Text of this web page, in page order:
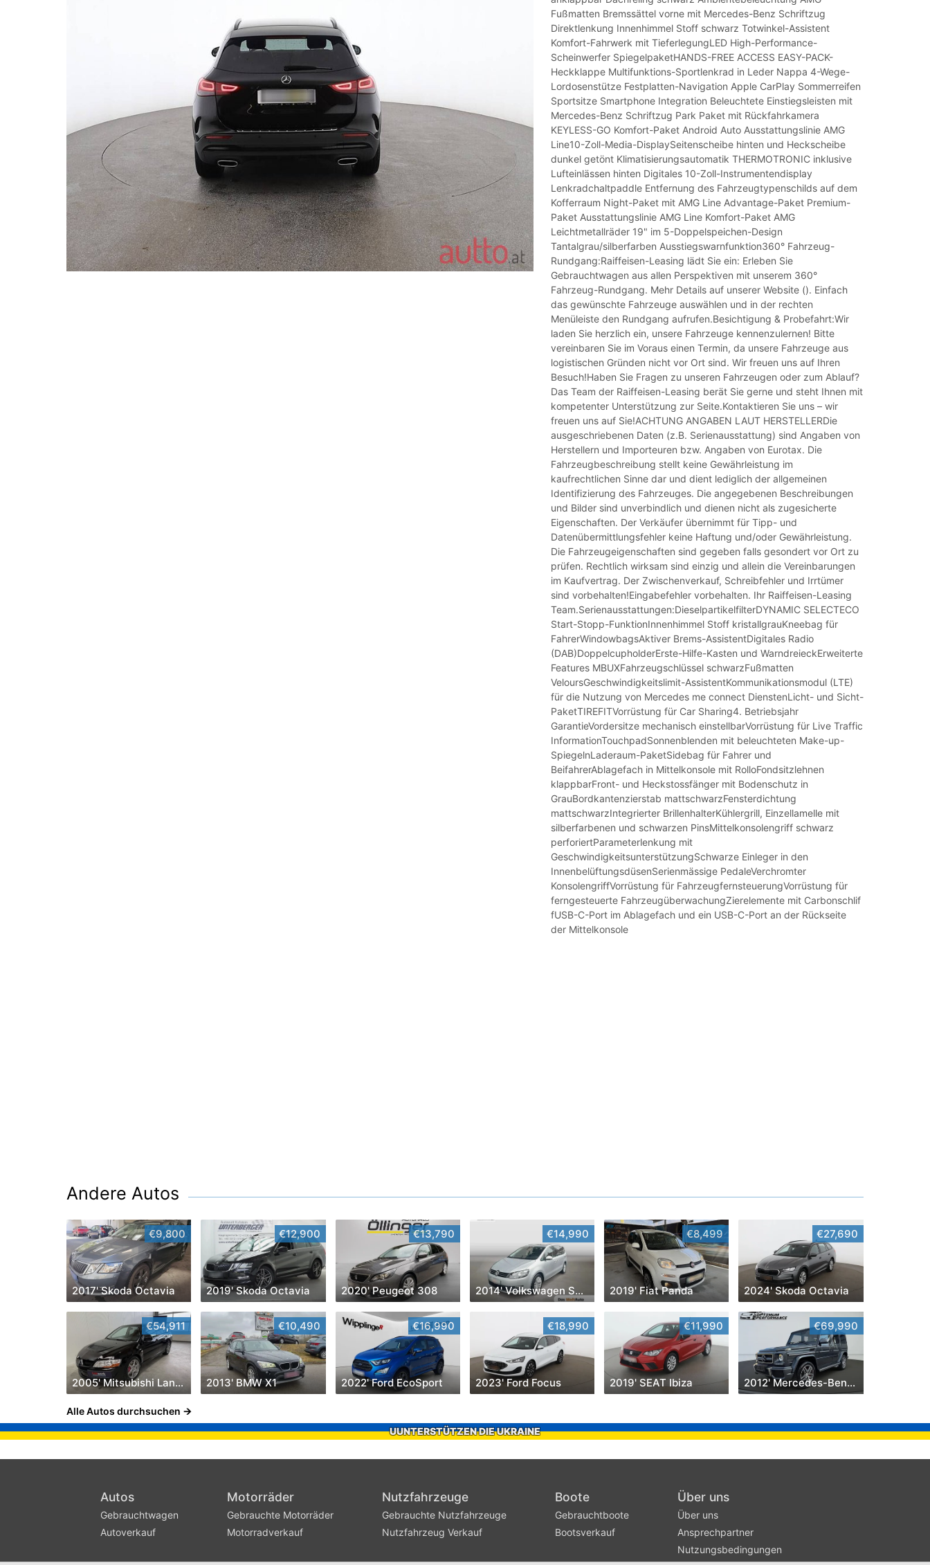
Fußmatten Bremssättel vorne mit Mercedes-Benz Schriftzug
Direktlenkung Innenhimmel Stoff schwarz Totwinkel-Assistent
Komfort-Fahrwerk mit TieferlegungLED High-Performance-
Scheinwerfer SpiegelpaketHANDS-FREE ACCESS EASY-PACK-
Heckklappe Multifunktions-Sportlenkrad in Leder Nappa 4-Wege-
Lordosenstütze Festplatten-Navigation Apple CarPlay Sommerreifen
Sportsitze Smartphone Integration Beleuchtete Einstiegsleisten mit
Mercedes-Benz Schriftzug Park Paket mit Rückfahrkamera
KEYLESS-GO Komfort-Paket Android Auto Ausstattungslinie AMG
Line10-Zoll-Media-DisplaySeitenscheibe hinten und Heckscheibe
dunkel getönt Klimatisierungsautomatik THERMOTRONIC inklusive
Lufteinlässen hinten Digitales 10-Zoll-Instrumentendisplay
Lenkradchaltpaddle Entfernung des Fahrzeugtypenschilds auf dem
Kofferraum Night-Paket mit AMG Line Advantage-Paket Premium-
Paket Ausstattungslinie AMG Line Komfort-Paket AMG
Leichtmetallräder 19" im 5-Doppelspeichen-Design
Tantalgrau/silberfarben Ausstiegswarnfunktion360° Fahrzeug-
Rundgang:Raiffeisen-Leasing lädt Sie ein: Erleben Sie
Gebrauchtwagen aus allen Perspektiven mit unserem 360°
Fahrzeug-Rundgang. Mehr Details auf unserer Website (). Einfach
das gewünschte Fahrzeuge auswählen und in der rechten
Menüleiste den Rundgang aufrufen.Besichtigung & Probefahrt:Wir
laden Sie herzlich ein, unsere Fahrzeuge kennenzulernen! Bitte
vereinbaren Sie im Voraus einen Termin, da unsere Fahrzeuge aus
logistischen Gründen nicht vor Ort sind. Wir freuen uns auf Ihren
Besuch!Haben Sie Fragen zu unseren Fahrzeugen oder zum Ablauf?
Das Team der Raiffeisen-Leasing berät Sie gerne und steht Ihnen mit
kompetenter Unterstützung zur Seite.Kontaktieren Sie uns – wir
freuen uns auf Sie!ACHTUNG ANGABEN LAUT HERSTELLERDie
ausgeschriebenen Daten (z.B. Serienausstattung) sind Angaben von
Herstellern und Importeuren bzw. Angaben von Eurotax. Die
Fahrzeugbeschreibung stellt keine Gewährleistung im
kaufrechtlichen Sinne dar und dient lediglich der allgemeinen
Identifizierung des Fahrzeuges. Die angegebenen Beschreibungen
und Bilder sind unverbindlich und dienen nicht als zugesicherte
Eigenschaften. Der Verkäufer übernimmt für Tipp- und
Datenübermittlungsfehler keine Haftung und/oder Gewährleistung.
Die Fahrzeugeigenschaften sind gegeben falls gesondert vor Ort zu
prüfen. Rechtlich wirksam sind einzig und allein die Vereinbarungen
im Kaufvertrag. Der Zwischenverkauf, Schreibfehler und Irrtümer
sind vorbehalten!Eingabefehler vorbehalten. Ihr Raiffeisen-Leasing
Team.Serienausstattungen:DieselpartikelfilterDYNAMIC SELECTECO
Start-Stopp-FunktionInnenhimmel Stoff kristallgrauKneebag für
FahrerWindowbagsAktiver Brems-AssistentDigitales Radio
(DAB)DoppelcupholderErste-Hilfe-Kasten und WarndreieckErweiterte
Features MBUXFahrzeugschlüssel schwarzFußmatten
VeloursGeschwindigkeitslimit-AssistentKommunikationsmodul (LTE)
für die Nutzung von Mercedes me connect DienstenLicht- und Sicht-
PaketTIREFITVorrüstung für Car Sharing4. Betriebsjahr
GarantieVordersitze mechanisch einstellbarVorrüstung für Live Traffic
InformationTouchpadSonnenblenden mit beleuchteten Make-up-
SpiegelnLaderaum-PaketSidebag für Fahrer und
BeifahrerAblagefach in Mittelkonsole mit RolloFondsitzlehnen
klappbarFront- und Heckstossfänger mit Bodenschutz in
GrauBordkantenzierstab mattschwarzFensterdichtung
mattschwarzIntegrierter BrillenhalterKühlergrill, Einzellamelle mit
silberfarbenen und schwarzen PinsMittelkonsolengriff schwarz
perforiertParameterlenkung mit
GeschwindigkeitsunterstützungSchwarze Einleger in den
InnenbelüftungsdüsenSerienmässige PedaleVerchromter
KonsolengriffVorrüstung für FahrzeugfernsteuerungVorrüstung für
ferngesteuerte FahrzeugüberwachungZierelemente mit Carbonschlif
fUSB-C-Port im Ablagefach und ein USB-C-Port an der Rückseite
der Mittelkonsole
Andere Autos
€9,800
2017' Skoda Octavia
€12,900
2019' Skoda Octavia
€13,790
2020' Peugeot 308
€14,990
2014' Volkswagen Sharan
€8,499
2019' Fiat Panda
€27,690
2024' Skoda Octavia
€54,911
2005' Mitsubishi Lancer
€10,490
2013' BMW X1
€16,990
2022' Ford EcoSport
€18,990
2023' Ford Focus
€11,990
2019' SEAT Ibiza
€69,990
2012' Mercedes-Benz G-Klasse
Alle Autos durchsuchen
UUNTERSTÜTZEN DIE UKRAINE
Autos
Gebrauchtwagen
Autoverkauf
Motorräder
Gebrauchte Motorräder
Motorradverkauf
Nutzfahrzeuge
Gebrauchte Nutzfahrzeuge
Nutzfahrzeug Verkauf
Boote
Gebrauchtboote
Bootsverkauf
Über uns
Über uns
Ansprechpartner
Nutzungsbedingungen